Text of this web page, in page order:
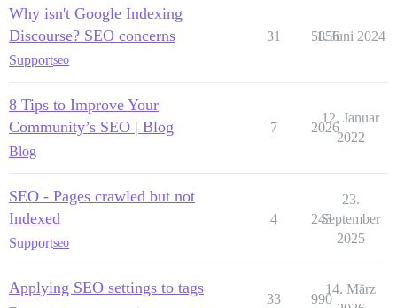
Why isn't Google Indexing
Discourse? SEO concerns
Supportseo
31 5856
1. Juni 2024
8 Tips to Improve Your
Community’s SEO | Blog
Blog
7 2026
12. Januar
2022
SEO - Pages crawled but not
Indexed
Supportseo
4 243
23.
September
2025
Applying SEO settings to tags
33 990
14. März